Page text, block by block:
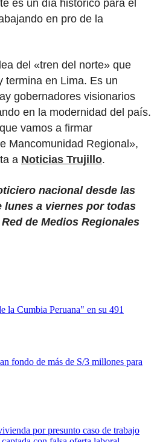
es un día histórico para el
en pro de la
del «tren del norte» que
termina en Lima. Es un
gobernadores visionarios
en la modernidad del país.
vamos a firmar
Mancomunidad Regional»,
a Noticias Trujillo.
nacional desde las
lunes a viernes por todas
de Medios Regionales
la Cumbia Peruana" en su 491
fondo de más de S/3 millones para